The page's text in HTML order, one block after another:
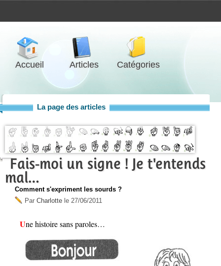
Accueil Articles Catégories
La page des articles
Fais-moi un signe ! Je t'entends
mal…
Comment s'expriment les sourds ?
Par Charlotte le 27/06/2011
Une histoire sans paroles…